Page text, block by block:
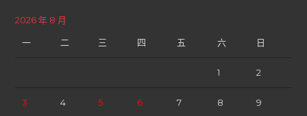
2026 年 8 月
一 二 三 四 五 六 日
1 2
3 4 5 6 7 8 9